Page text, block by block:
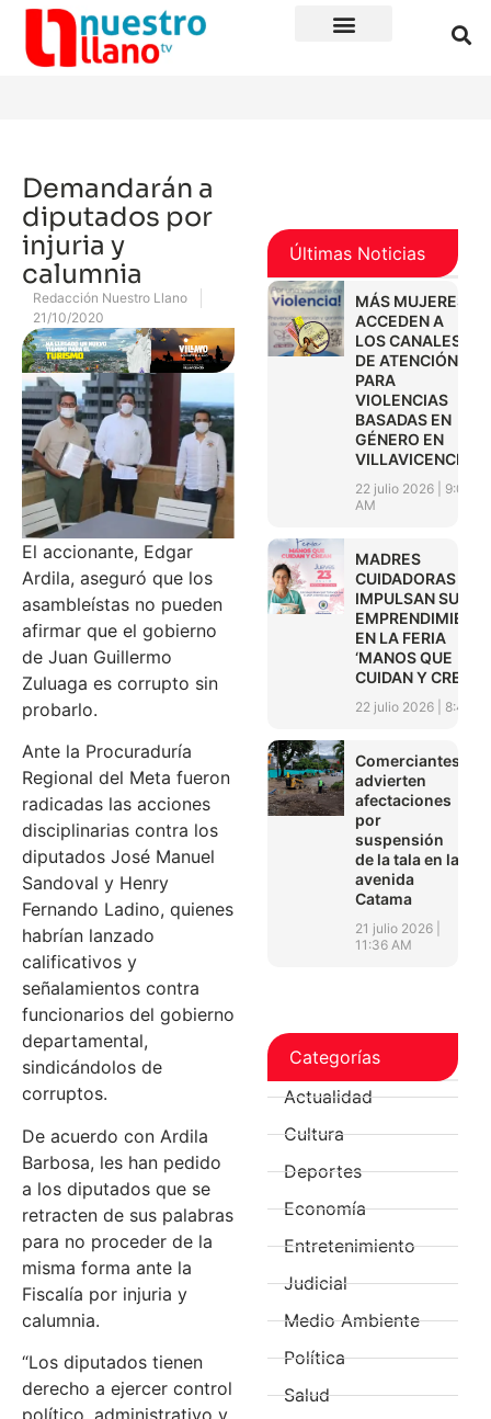
Demandarán a
diputados por
injuria y
calumnia
Redacción Nuestro Llano
21/10/2020
El accionante, Edgar
Ardila, aseguró que los
asambleístas no pueden
afirmar que el gobierno
de Juan Guillermo
Zuluaga es corrupto sin
probarlo.
Ante la Procuraduría
Regional del Meta fueron
radicadas las acciones
disciplinarias contra los
diputados José Manuel
Sandoval y Henry
Fernando Ladino, quienes
habrían lanzado
calificativos y
señalamientos contra
funcionarios del gobierno
departamental,
sindicándolos de
corruptos.
De acuerdo con Ardila
Barbosa, les han pedido
a los diputados que se
retracten de sus palabras
para no proceder de la
misma forma ante la
Fiscalía por injuria y
calumnia.
“Los diputados tienen
derecho a ejercer control
político, administrativo y
Últimas Noticias
MÁS MUJERES
ACCEDEN A
LOS CANALES
DE ATENCIÓN
PARA
VIOLENCIAS
BASADAS EN
GÉNERO EN
VILLAVICENCIO
22 julio 2026
9:01
AM
MADRES
CUIDADORAS
IMPULSAN SUS
EN LA FERIA
‘MANOS QUE
CUIDAN Y CREAN’
22 julio 2026 8:45
Comerciantes
advierten
afectaciones
por
suspensión
de la tala en la
avenida
Catama
21 julio 2026
11:36 AM
Categorías
Actualidad
Cultura
Deportes
Economía
Entretenimiento
Judicial
Medio Ambiente
Política
Salud